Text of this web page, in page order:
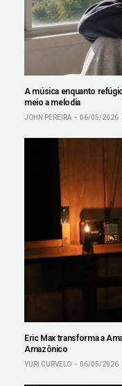
A música enquanto
meio a melodia
JOHN PEREIRA 06/05/2026
Eric Max transforma a
Amazônico
YURI CURVELO 06/05/2026